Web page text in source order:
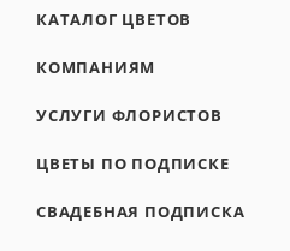
КАТАЛОГ ЦВЕТОВ
КОМПАНИЯМ
УСЛУГИ ФЛОРИСТОВ
ЦВЕТЫ ПО ПОДПИСКЕ
СВАДЕБНАЯ ПОДПИСКА